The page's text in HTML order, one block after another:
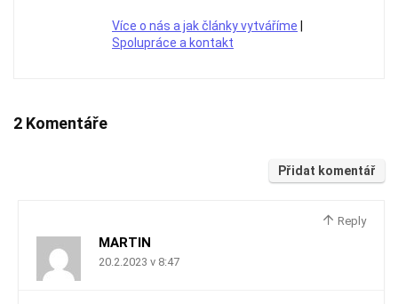
Více o nás a jak články vytváříme
Spolupráce a kontakt
2 Komentáře
Přidat komentář
Reply
MARTIN
20.2.2023 v 8:47